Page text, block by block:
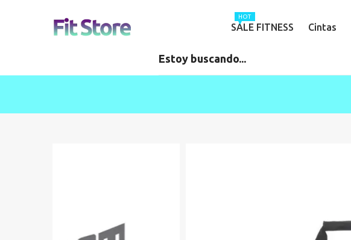
HOT
SALE FITNESS Cintas